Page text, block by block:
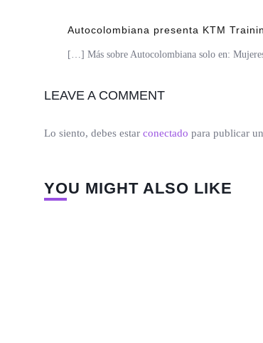
Autocolombiana presenta KTM
[…] Más sobre Autocolombiana solo en:
LEAVE A COMMENT
Lo siento, debes estar conectado para publicar
YOU MIGHT ALSO LIKE